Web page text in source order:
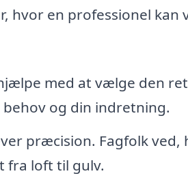
hvor en professionel
med at vælge den
og din indretning.
præcision. Fagfolk ved,
fra loft til gulv.